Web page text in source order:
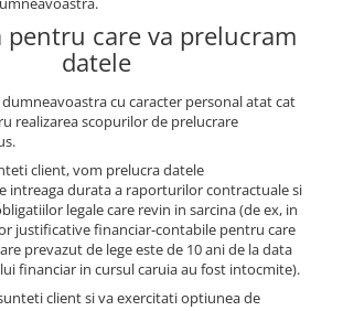
- electro
pentru care va prelucram
datele
cu caracter personal atat cat
realizarea scopurilor de prelucrare
client, vom prelucra datele
intreaga durata a raporturilor contractuale si
legale care revin in sarcina (de ex, in
justificative financiar-contabile pentru care
prevazut de lege este de 10 ani de la data
financiar in cursul caruia au fost intocmite).
client si va exercitati optiunea de